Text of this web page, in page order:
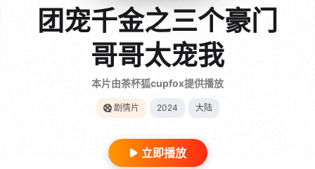
团宠千金之三个豪门
哥哥太宠我
本片由茶杯狐cupfox提供播放
剧情片 2024 大陆
立即播放